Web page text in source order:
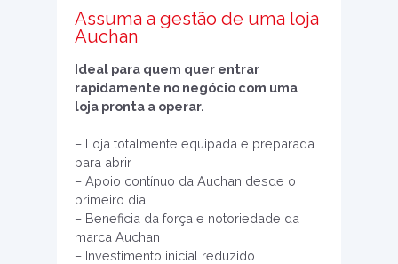
Assuma a gestão de uma loja
Auchan
Ideal para quem quer entrar
rapidamente no negócio com uma
loja pronta a operar.
– Loja totalmente equipada e preparada
para abrir
– Apoio contínuo da Auchan desde o
primeiro dia
– Beneficia da força e notoriedade da
marca Auchan
– Investimento inicial reduzido